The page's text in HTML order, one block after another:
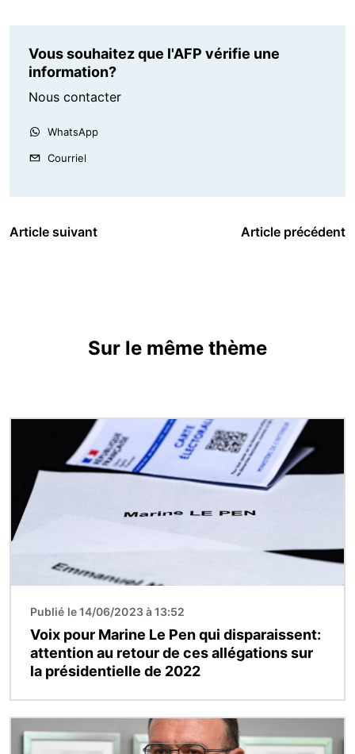
Vous souhaitez que l'AFP vérifie une
information?
Nous contacter
WhatsApp
Courriel
Article suivant Article précédent
Sur le même thème
Publié le 14/06/2023 à 13:52
Voix pour Marine Le Pen qui disparaissent:
attention au retour de ces allégations sur
la présidentielle de 2022